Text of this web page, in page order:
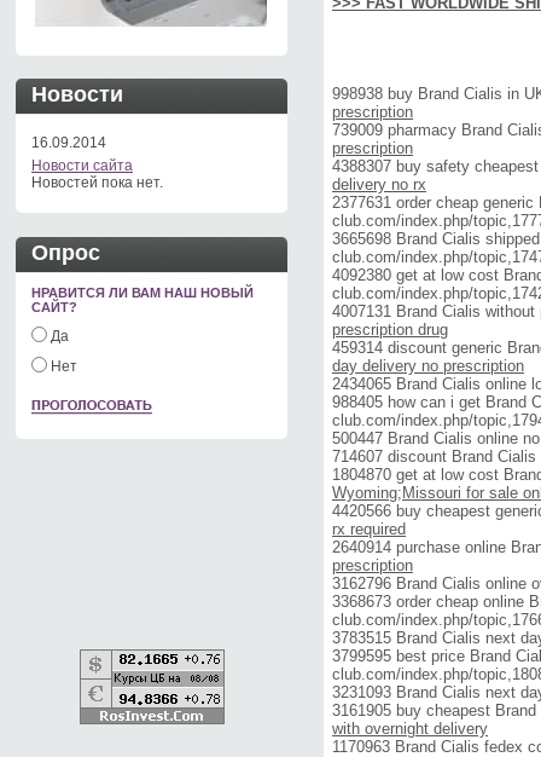
998938 buy Brand Cialis in
prescription
739009 pharmacy Brand
prescription
4388307 buy safety
delivery no rx
2377631 order cheap
club.com/index.php/
3665698 Brand Cialis
club.com/index.php/
4092380 get at low cost
club.com/index.php/
4007131 Brand Cialis
prescription drug
459314 discount generic
day delivery no prescription
2434065 Brand Cialis online
988405 how can i get Brand
club.com/index.php/
500447 Brand Cialis online
714607 discount Brand
1804870 get at low cost
Wyoming;Missouri for sale
4420566 buy cheapest
rx required
2640914 purchase online
prescription
3162796 Brand Cialis online
3368673 order cheap online
club.com/index.php/
3783515 Brand Cialis next
3799595 best price Brand
club.com/index.php/
3231093 Brand Cialis next
3161905 buy cheapest
with overnight delivery
1170963 Brand Cialis fedex
Новости
16.09.2014
Новости сайта
Новостей пока нет.
Опрос
НРАВИТСЯ ЛИ ВАМ НАШ НОВЫЙ
САЙТ?
Да
Нет